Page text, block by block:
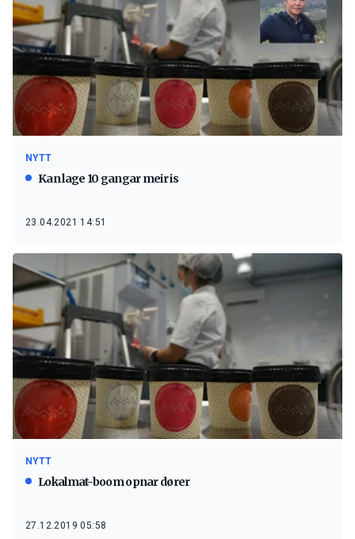
NYTT
Kan lage 10 gangar meir is
23.04.2021 14:51
NYTT
Lokalmat-boom opnar dører
27.12.2019 05:58